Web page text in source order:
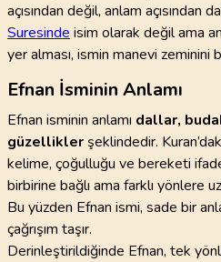
açısından değil, anlam açısından
Suresinde isim olarak değil ama
yer alması, ismin manevi zeminini
Efnan İsminin Anlamı
Efnan isminin anlamı dallar,
güzellikler şeklindedir.
kelime, çoğulluğu ve bereketi
birbirine bağlı ama farklı yönlere
Bu yüzden Efnan ismi, sade bir
çağrışım taşır.
Derinleştirildiğinde Efnan, tek